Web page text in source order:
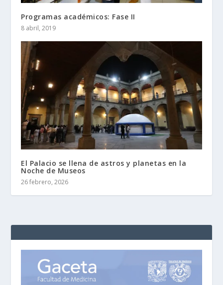
Programas académicos: Fase II
8 abril, 2019
El Palacio se llena de astros y planetas en la
Noche de Museos
26 febrero, 2026